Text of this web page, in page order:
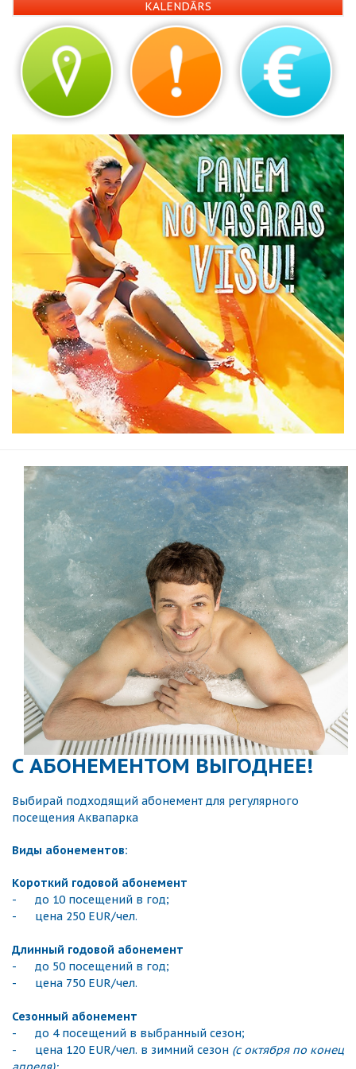
KALENDĀRS
С АБОНЕМЕНТОМ ВЫГОДНЕЕ!
Выбирай подходящий абонемент для регулярного
посещения Аквапарка
Виды абонементов:
Короткий годовой абонемент
- до 10 посещений в год;
- цена 250 EUR/чел.
Длинный годовой абонемент
- до 50 посещений в год;
- цена 750 EUR/чел.
Сезонный абонемент
- до 4 посещений в выбранный сезон;
- цена 120 EUR/чел. в зимний сезон (с октября по конец